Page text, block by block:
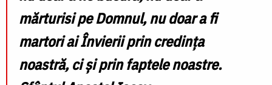
mărturisi pe Domnul, nu doar a fi
martori ai Învierii prin credința
noastră, ci și prin faptele noastre.